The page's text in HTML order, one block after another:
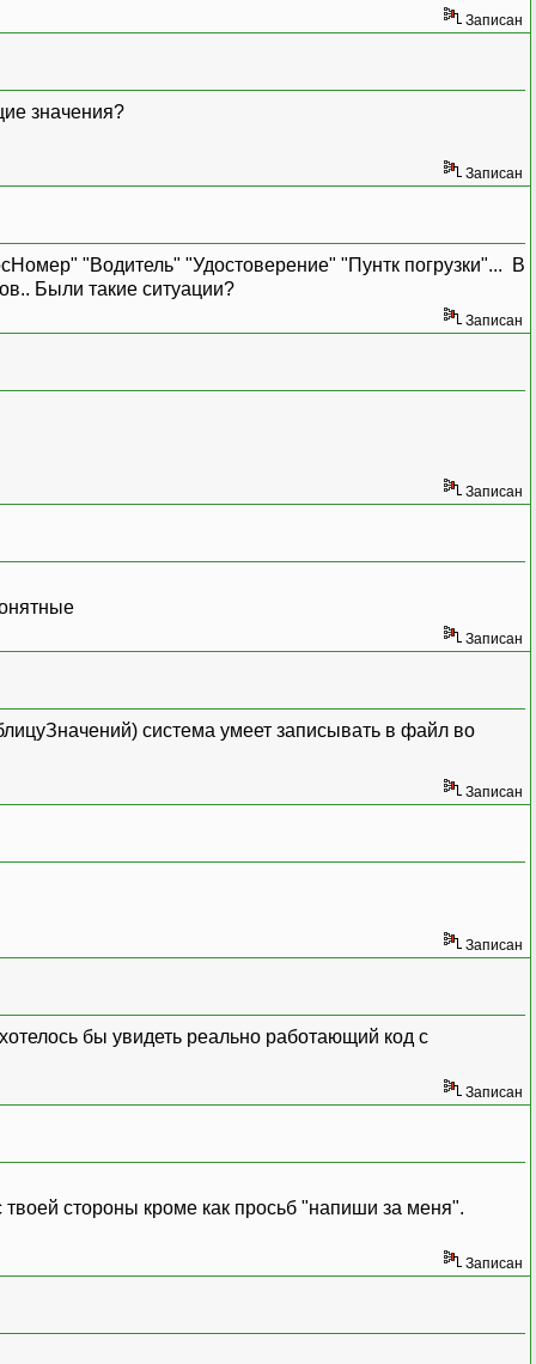
Записан
значения?
Записан
"Водитель" "Удостоверение" "Пунтк погрузки"... В
Были такие ситуации?
Записан
Записан
Записан
система умеет записывать в файл во
Записан
Записан
бы увидеть реально работающий код с
Записан
стороны кроме как просьб "напиши за меня".
Записан